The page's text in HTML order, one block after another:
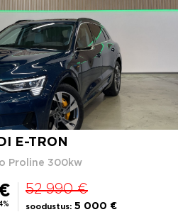
E-TRON
Proline 300kw
52 990 €
soodustus: 5 000 €